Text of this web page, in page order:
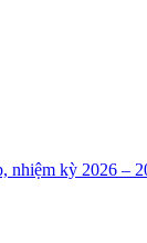
nhiệm kỳ 2026 –